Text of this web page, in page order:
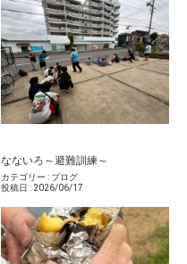
なないろ～避難訓練～
カテゴリー : ブログ
投稿日 : 2026/06/17